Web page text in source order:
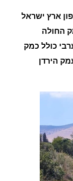
ארץ ישראל
החולה
כולל כמק
הירדן